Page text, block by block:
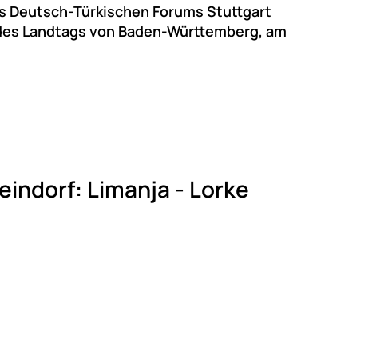
Deutsch-Türkischen Forums Stuttgart
Landtags von Baden-Württemberg, am
Limanja - Lorke